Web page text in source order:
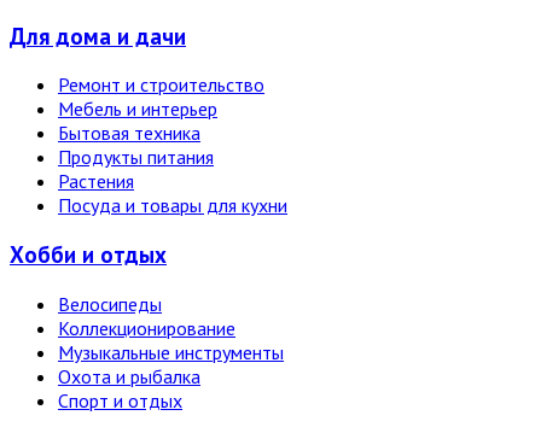
Для дома и дачи
Ремонт и строительство
Мебель и интерьер
Бытовая техника
Продукты питания
Растения
Посуда и товары для кухни
Хобби и отдых
Велосипеды
Коллекционирование
Музыкальные инструменты
Охота и рыбалка
Спорт и отдых